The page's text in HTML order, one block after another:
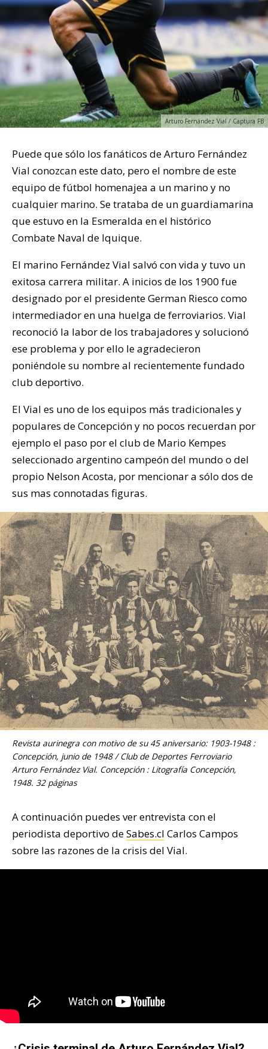
Arturo Fernández Vial / Captura FB
Puede que sólo los fanáticos de Arturo Fernández
Vial conozcan este dato, pero el nombre de este
equipo de fútbol homenajea a un marino y no
cualquier marino. Se trataba de un guardiamarina
que estuvo en la Esmeralda en el histórico
Combate Naval de Iquique.
El marino Fernández Vial salvó con vida y tuvo un
exitosa carrera militar. A inicios de los 1900 fue
designado por el presidente German Riesco como
intermediador en una huelga de ferroviarios. Vial
reconoció la labor de los trabajadores y solucionó
ese problema y por ello le agradecieron
poniéndole su nombre al recientemente fundado
club deportivo.
El Vial es uno de los equipos más tradicionales y
populares de Concepción y no pocos recuerdan por
ejemplo el paso por el club de Mario Kempes
seleccionado argentino campeón del mundo o del
propio Nelson Acosta, por mencionar a sólo dos de
sus mas connotadas figuras.
Revista aurinegra con motivo de su 45 aniversario: 1903-1948 :
Concepción, junio de 1948 / Club de Deportes Ferroviario
Arturo Fernández Vial. Concepción : Litografía Concepción,
1948. 32 páginas
A continuación puedes ver entrevista con el
periodista deportivo deSabes.cl Carlos Campos
sobre las razones de la crisis del Vial.